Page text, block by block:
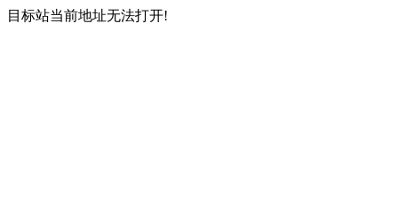
目标站当前地址无法打开!